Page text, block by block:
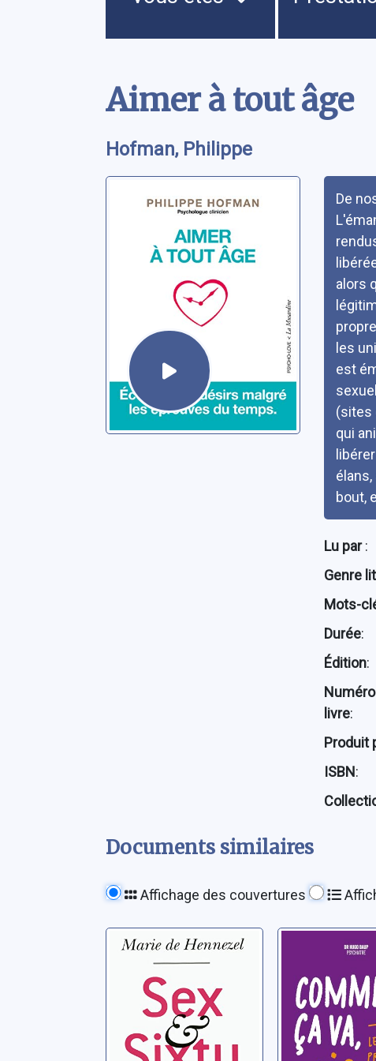
Aimer à tout âge
Hofman, Philippe
De
alors
les
est
(sites
qui
bout,
Lu par:
Genre
Mots-
Durée:
Édition:
livre:
Produit
ISBN:
Documents similaires
Affichage des couvertures
Sex and sixty: un
avenir pour
l'intimité
amoureuse
Hennezel, Marie de
Comment
pratique
santé
consulter
quand,
Baup, Hugo